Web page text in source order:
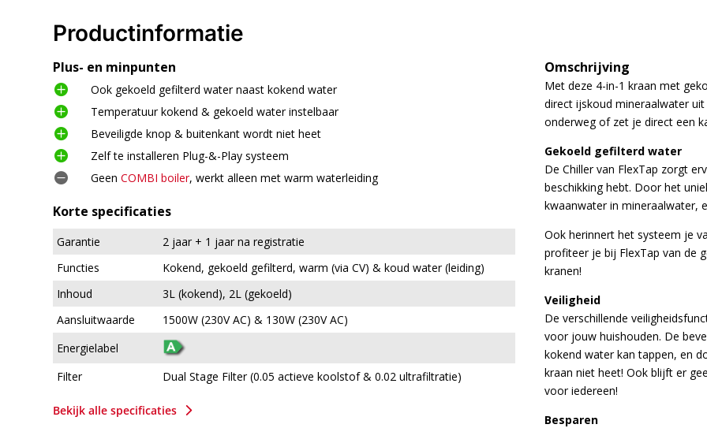
Productinformatie
Plus- en minpunten
 Ook gekoeld gefilterd water naast kokend water
 Temperatuur kokend & gekoeld water instelbaar
 Beveiligde knop & buitenkant wordt niet heet
 Zelf te installeren Plug-&-Play systeem
 Geen COMBI boiler, werkt alleen met warm waterleiding
Korte specificaties
Garantie
2 jaar + 1 jaar na registratie
Functies
Kokend, gekoeld gefilterd, warm (via CV) & koud water (leiding)
Inhoud
3L (kokend), 2L (gekoeld)
Aansluitwaarde
1500W (230V AC) & 130W (230V AC)
Energielabel
Filter
Dual Stage Filter (0.05 actieve koolstof & 0.02 ultrafiltratie)
5
Bekijk alle specificaties
Omschrijving
Met deze 4-in-1 kraan met
direct ijskoud mineraalwater
onderweg of zet je direct een
Gekoeld gefilterd water
De Chiller van FlexTap zorgt
beschikking hebt. Door het
kwaanwater in mineraalwater,
Ook herinnert het systeem je
profiteer je bij FlexTap van de
kranen!
Veiligheid
De verschillende
voor jouw huishouden. De
kokend water kan tappen, en
kraan niet heet! Ook blijft er
voor iedereen!
Besparen